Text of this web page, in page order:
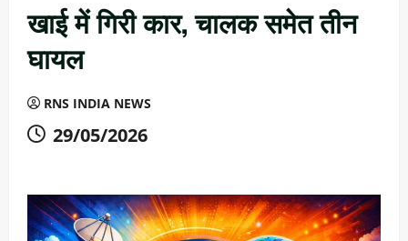
खाई में गिरी कार, चालक समेत तीन
घायल
RNS INDIA NEWS
29/05/2026